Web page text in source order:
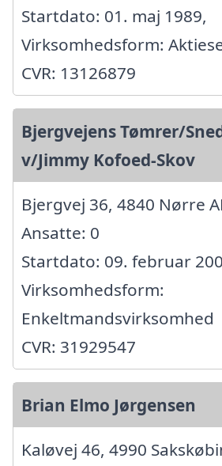
Startdato: 01. maj 1989,
Virksomhedsform:
CVR: 13126879
Bjergvejens Tømrer/
v/Jimmy Kofoed-Skov
Bjergvej 36, 4840 Nørre
Ansatte: 0
Startdato: 09. februar
Virksomhedsform:
Enkeltmandsvirksomhed
CVR: 31929547
Brian Elmo Jørgensen
Kaløvej 46, 4990